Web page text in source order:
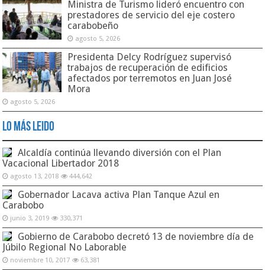
Ministra de Turismo lideró encuentro con
prestadores de servicio del eje costero
carabobeño
agosto 5, 2026
Presidenta Delcy Rodríguez supervisó
trabajos de recuperación de edificios
afectados por terremotos en Juan José
Mora
agosto 5, 2026
Lo Más Leido
Alcaldía continúa llevando diversión con el Plan
Vacacional Libertador 2018
agosto 13, 2018 444,642
Gobernador Lacava activa Plan Tanque Azul en
Carabobo
junio 3, 2019 330,371
Gobierno de Carabobo decretó 13 de noviembre día de
Júbilo Regional No Laborable
noviembre 10, 2017 63,381